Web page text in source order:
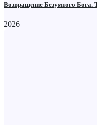
Возвращение Безумного Бога.
2026